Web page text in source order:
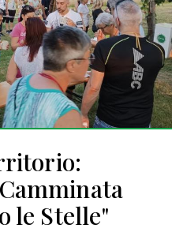
le Stelle"